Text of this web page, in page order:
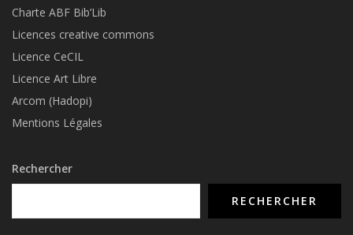
Charte ABF Bib’Lib
Licences creative commons
Licence CeCIL
Licence Art Libre
Arcom (Hadopi)
Mentions Légales
Rechercher
RECHERCHER